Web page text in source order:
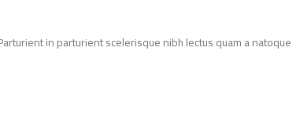
in parturient scelerisque nibh lectus quam a natoque